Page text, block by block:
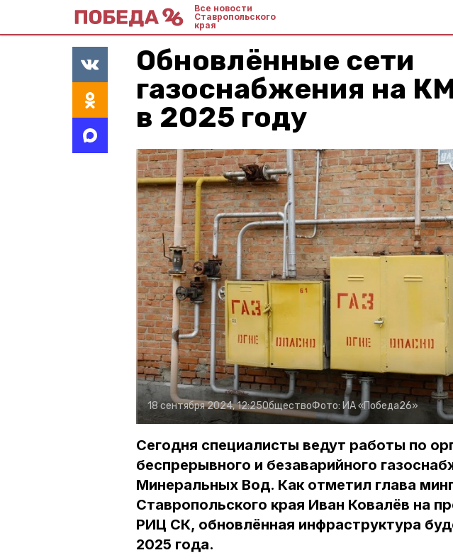
Все новости
Ставропольского
края
Обновлённые сети
газоснабжения на
в 2025 году
18 сентября 2024, 12:25ОбществоФото: ИА «Победа26»
Сегодня специалисты ведут работы по
беспрерывного и безаварийного
Минеральных Вод. Как отметил глава
Ставропольского края Иван Ковалёв на
РИЦ СК, обновлённая инфраструктура
2025 года.